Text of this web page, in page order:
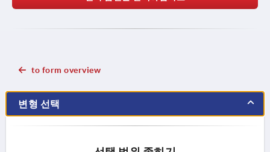
to form overview
변형 선택